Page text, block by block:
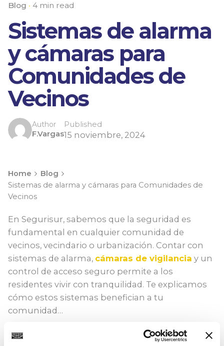
Blog 4 min read
Sistemas de alarma
y cámaras para
Comunidades de
Vecinos
Author
F.Vargas
Published
15 noviembre, 2024
Home
Blog
Sistemas de alarma y cámaras para Comunidades de
Vecinos
En Segurisur, sabemos que la seguridad es
fundamental en cualquier comunidad de
vecinos, vecindario o urbanización. Contar con
sistemas de alarma, cámaras de vigilancia y un
control de acceso seguro permite a los
residentes vivir con tranquilidad. Te explicamos
cómo estos sistemas benefician a tu
comunidad…